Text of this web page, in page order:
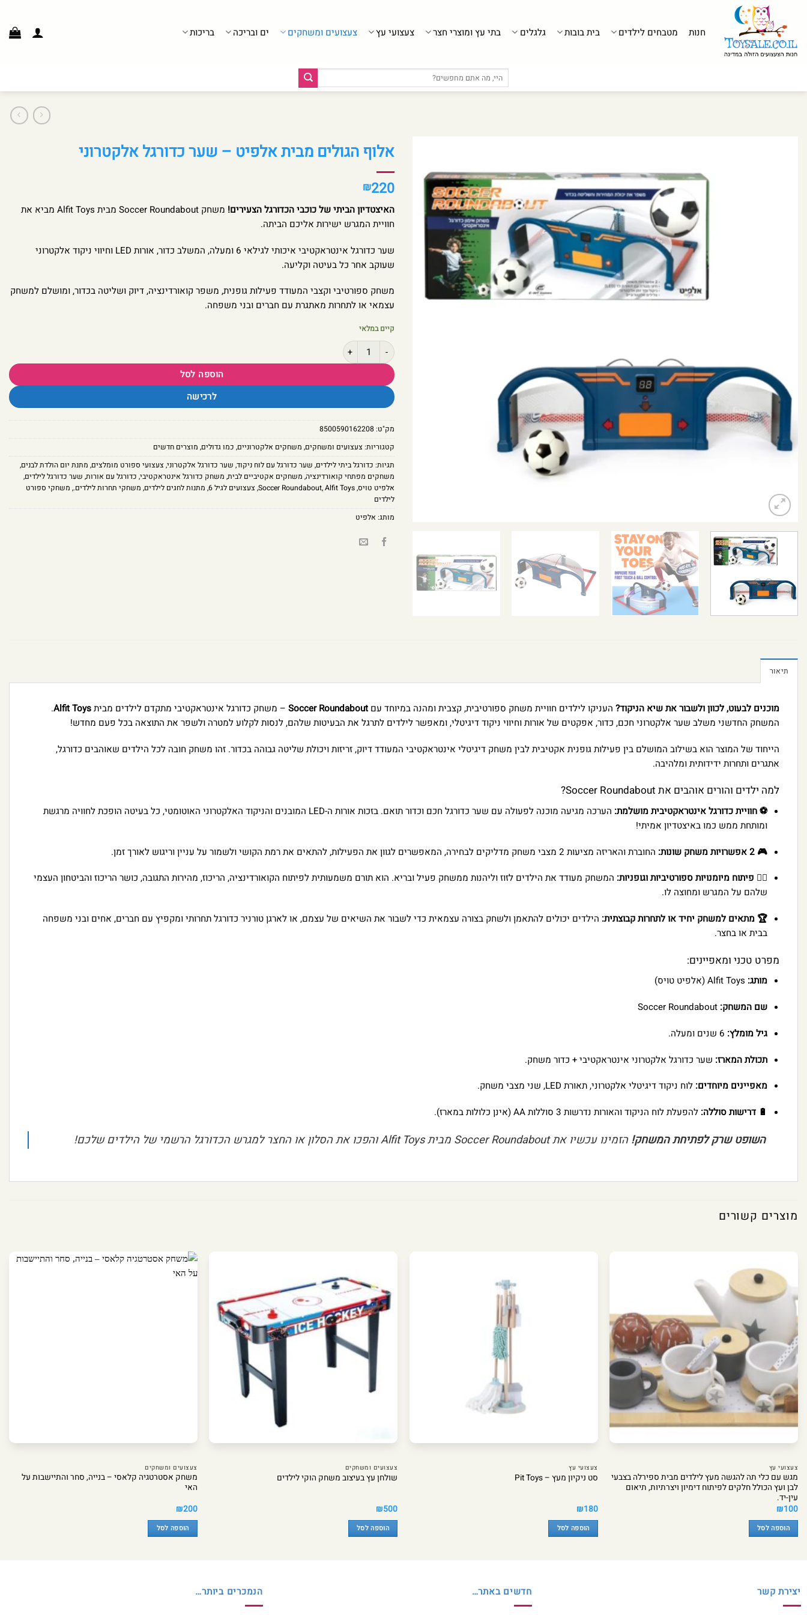
חנות
מטבחים לילדים בית בובות גלגלים בתי עץ ומוצרי חצר צעצועי עץ צעצועים ומשחקים ים ובריכה בריכות
עבור:
אלוף הגולים מבית אלפיט – שער כדורגל אלקטרוני
₪220
האיצטדיון הביתי של כוכבי הכדורגל הצעירים!
משחק Soccer Roundabout מבית Alfit Toys מביא את
חוויית המגרש ישירות אליכם הביתה.
שער כדורגל אינטראקטיבי איכותי לגילאי 6 ומעלה, המשלב כדור, אורות LED וחיווי ניקוד אלקטרוני
שעוקב אחר כל בעיטה וקליעה.
משחק ספורטיבי וקצבי המעודד פעילות גופנית, משפר קואורדינציה, דיוק ושליטה בכדור, ומושלם למשחק
עצמאי או לתחרות מאתגרת עם חברים ובני משפחה.
קיים במלאי
כמות של אלוף הגולים מבית אלפיט – שער כדורגל אלקטרוני
הוספה לסל
לרכישה
מק"ט:8500590162208
קטגוריות: צעצועים ומשחקים, משחקים אלקטרוניים, כמו גדולים, מוצרים חדשים
תגיות: כדורגל ביתי לילדים, שער כדורגל עם לוח ניקוד, שער כדורגל אלקטרוני, צעצועי ספורט מומלצים, מתנת יום הולדת לבנים,
משחקים מפתחי קואורדינציה, משחקים אקטיביים לבית, משחק כדורגל אינטראקטיבי, כדורגל עם אורות, שער כדורגל לילדים,
אלפיט טויס,
Soccer Roundabout,Alfit Toys
, צעצועים לגיל 6 , מתנות לחגים לילדים, משחקי תחרות לילדים., משחקי ספורט
לילדים
מותג: אלפיט
תיאור
מוכנים לבעוט, לכוון ולשבור את שיא הניקוד? העניקו לילדים חוויית משחק ספורטיבית, קצבית ומהנה במיוחד עם Soccer Roundabout – משחק כדורגל אינטראקטיבי מתקדם לילדים מביתAlfit Toys
.
המשחק החדשני משלב שער אלקטרוני חכם, כדור, אפקטים של אורות וחיווי ניקוד דיגיטלי, ומאפשר לילדים לתרגל את הבעיטות שלהם, לנסות לקלוע למטרה ולשפר את התוצאה בכל פעם מחדש!
הייחוד של המוצר הוא בשילוב המושלם בין פעילות גופנית אקטיבית לבין משחק דיגיטלי אינטראקטיבי המעודד דיוק, זריזות ויכולת שליטה גבוהה בכדור. זהו משחק חובה לכל הילדים שאוהבים כדורגל,
אתגרים ותחרות ידידותית ומלהיבה.
למה ילדים והורים אוהבים את Soccer Roundabout?
⚽ חוויית כדורגל אינטראקטיבית מושלמת:
הערכה מגיעה מוכנה לפעולה עם שער כדורגל חכם וכדור תואם. בזכות אורות ה-LED המובנים והניקוד האלקטרוני האוטומטי, כל בעיטה הופכת לחוויה מרגשת
ומותחת ממש כמו באיצטדיון אמיתי!
🎮 2 אפשרויות משחק שונות:
החוברת והאריזה מציעות 2 מצבי משחק מדליקים לבחירה, המאפשרים לגוון את הפעילות, להתאים את רמת הקושי ולשמור על עניין וריגוש לאורך זמן.
🏃‍♂️ פיתוח מיומנויות ספורטיביות וגופניות: המשחק מעודד את הילדים לזוז וליהנות ממשחק פעיל ובריא. הוא תורם משמעותית לפיתוח הקואורדינציה, הריכוז, מהירות התגובה, כושר הריכוז והביטחון העצמי
שלהם על המגרש ומחוצה לו.
🏆 מתאים למשחק יחיד או לתחרות קבוצתית: הילדים יכולים להתאמן ולשחק בצורה עצמאית כדי לשבור את השיאים של עצמם, או לארגן טורניר כדורגל תחרותי ומקפיץ עם חברים, אחים ובני משפחה
בבית או בחצר.
מפרט טכני ומאפיינים:
מותג:
שם המשחק:
גיל מומלץ:
תכולת המארז: שער כדורגל אלקטרוני אינטראקטיבי + כדור משחק.
מאפיינים מיוחדים: לוח ניקוד דיגיטלי אלקטרוני, תאורת LED, שני מצבי משחק.
🔋 דרישות סוללה: להפעלת לוח הניקוד והאורות נדרשות 3 סוללות AA (אינן כלולות במארז).
השופט שרק לפתיחת המשחק!הזמינו עכשיו את Soccer Roundabout מבית Alfit Toys והפכו את הסלון או החצר למגרש הכדורגל הרשמי של הילדים שלכם!
מוצרים קשורים
צעצועי עץ
מגש עם כלי תה להגשה מעץ לילדים מבית ספירלה בצבעי
לבן ועץ הכולל חלקים לפיתוח דימיון ויצרתיות, תיאום
עין-יד.
₪100
הוספה לסל
צעצועי עץ
סט ניקיון מעץ – Pit Toys
₪180
הוספה לסל
צעצועים ומשחקים
שולחן עץ בעיצוב משחק הוקי לילדים
₪500
הוספה לסל
צעצועים ומשחקים
משחק אסטרטגיה קלאסי – בנייה, סחר והתיישבות על
האי
₪200
הוספה לסל
יצירת קשר חדשים באתר… הנמכרים ביותר…